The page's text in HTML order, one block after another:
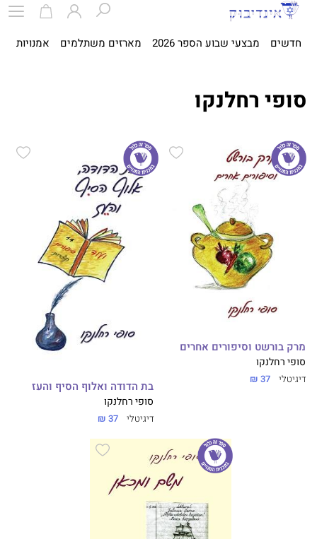
חדשים מבצעי שבוע הספר 2026 מארזים משתלמים אמנויות
סופי רחלנקו
מרק בורשט וסיפורים אחרים
סופי רחלנקו
דיגיטלי 37 ₪ בת הדודה ואלוף הסיף והעז
סופי רחלנקו
דיגיטלי 37 ₪